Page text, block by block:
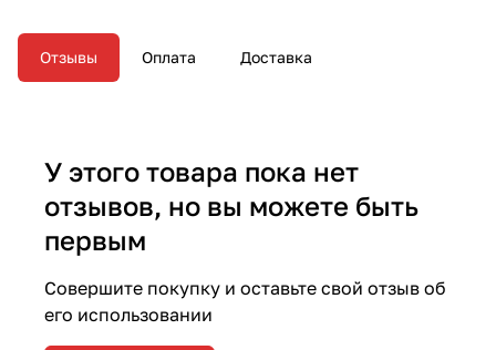
Отзывы Оплата Доставка
У этого товара пока нет
отзывов, но вы можете быть
первым
Совершите покупку и оставьте свой отзыв об
его использовании